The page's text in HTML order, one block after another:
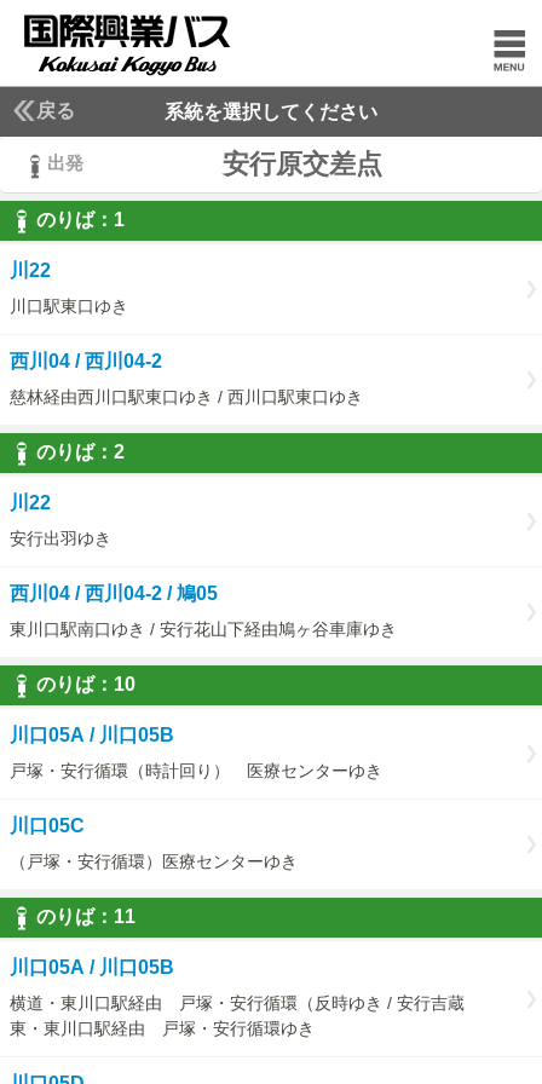
戻る 系統を選択してください
出発 安行原交差点
のりば： 1
1
川22
川口駅東口ゆき
西川04 / 西川04-2
慈林経由西川口駅東口ゆき / 西川口駅東口ゆき
のりば： 2
2
川22
安行出羽ゆき
西川04 / 西川04-2 / 鳩05
東川口駅南口ゆき / 安行花山下経由鳩ヶ谷車庫ゆき
のりば： 10
10
川口05A / 川口05B
戸塚・安行循環（時計回り） 医療センターゆき
川口05C
（戸塚・安行循環）医療センターゆき
のりば： 11
11
川口05A / 川口05B
横道・東川口駅経由 戸塚・安行循環（反時ゆき / 安行吉蔵
東・東川口駅経由 戸塚・安行循環ゆき